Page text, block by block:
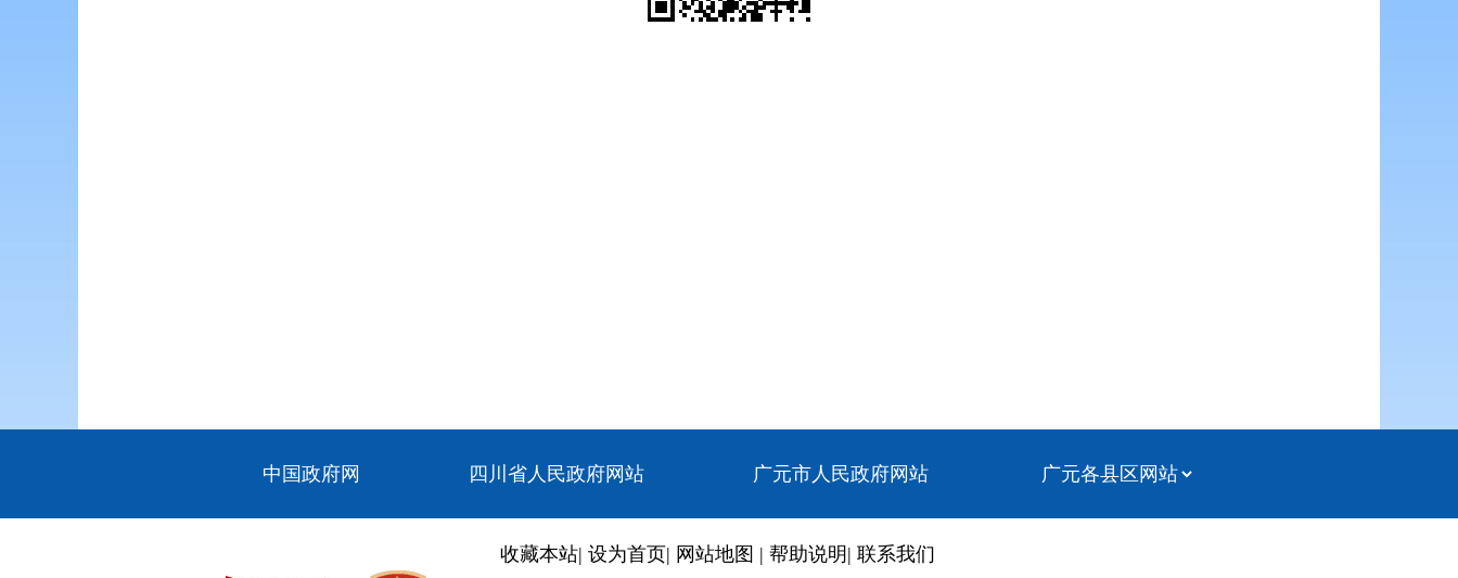
中国政府网 四川省人民政府网站 广元市人民政府网站
收藏本站| 设为首页| 网站地图 | 帮助说明 | 联系我们